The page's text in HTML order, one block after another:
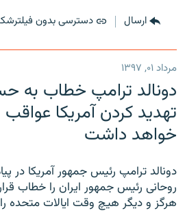
ارسال دسترسی بدون
مرداد ۰۱, ۱۳۹۷
دونالد ترامپ خطاب به
تهدید کردن آمریکا
خواهد داشت
دونالد ترامپ رئیس جمهور آمریکا در
روحانی رئیس جمهور ایران را خطاب
هرگز و دیگر هیچ وقت ایالات متحده